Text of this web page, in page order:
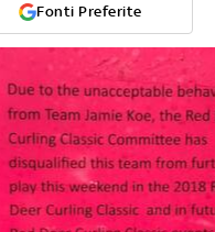
Fonti Preferite